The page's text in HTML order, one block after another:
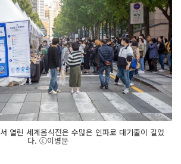
열린 세계음식전은 수많은 인파로 대기줄이 길었
다. ⓒ이병문